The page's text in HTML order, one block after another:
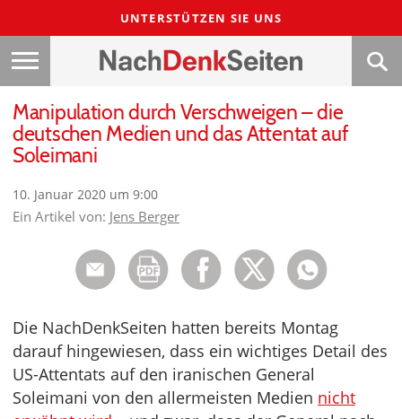
UNTERSTÜTZEN SIE UNS
Manipulation durch Verschweigen – die
deutschen Medien und das Attentat auf
Soleimani
10. Januar 2020 um 9:00
Ein Artikel von: Jens Berger
Die NachDenkSeiten hatten bereits Montag
darauf hingewiesen, dass ein wichtiges Detail des
US-Attentats auf den iranischen General
Soleimani von den allermeisten Medien nicht